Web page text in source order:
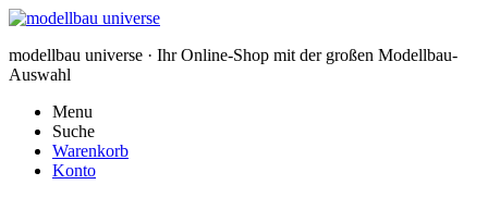
modellbau universe · Ihr Online-Shop mit der großen Modellbau-
Auswahl
Menu
Suche
Warenkorb
Konto